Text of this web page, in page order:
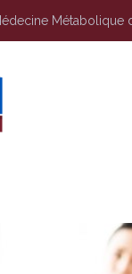
Métabolique